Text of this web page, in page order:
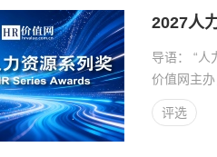
2027人
导语： “人
价值网主
斯卡”，深
评选